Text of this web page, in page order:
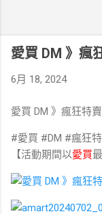
愛買 DM 》瘋
6月 18, 2024
愛買 DM 》瘋狂特賣
#愛買 #DM #瘋狂
【活動期間以愛買